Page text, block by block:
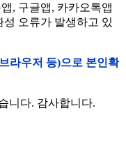
, 구글앱, 카카오톡앱
오류가 발생하고 있
라우저 등)으로 본인확
니다. 감사합니다.